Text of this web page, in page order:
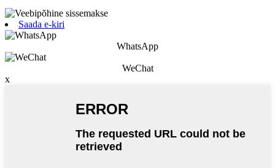
Saada e-kiri
WhatsApp
WeChat
x